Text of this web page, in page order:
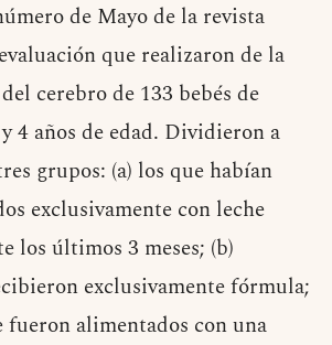
de Mayo de la revista
que realizaron de la
cerebro de 133 bebés de
4 años de edad. Dividieron a
grupos: (a) los que habían
exclusivamente con leche
los últimos 3 meses; (b)
exclusivamente fórmula;
fueron alimentados con una